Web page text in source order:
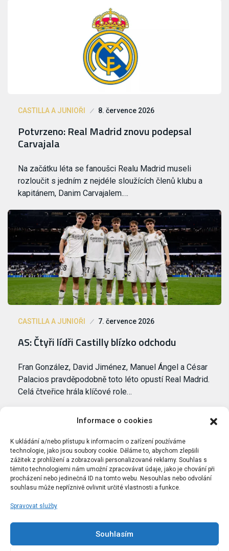
Informace o cookies
K ukládání a/nebo přístupu k informacím o zařízení používáme
technologie, jako jsou soubory cookie. Děláme to, abychom zlepšili
zážitek z prohlížení a zobrazovali personalizované reklamy. Souhlas s
těmito technologiemi nám umožní zpracovávat údaje, jako je chování při
procházení nebo jedinečná ID na tomto webu. Nesouhlas nebo odvolání
souhlasu může nepříznivě ovlivnit určité vlastnosti a funkce.
Spravovat služby
Souhlasím
CASTILLA A JUNIOŘI 8. července 2026
Potvrzeno: Real Madrid znovu podepsal
Carvajala
Na začátku léta se fanoušci Realu Madrid museli
rozloučit s jedním z nejdéle sloužících členů klubu a
kapitánem, Danim Carvajalem.…
CASTILLA A JUNIOŘI 7. července 2026
AS: Čtyři lídři Castilly blízko odchodu
Fran González, David Jiménez, Manuel Ángel a César
Palacios pravděpodobně toto léto opustí Real Madrid.
Celá čtveřice hrála klíčové role…